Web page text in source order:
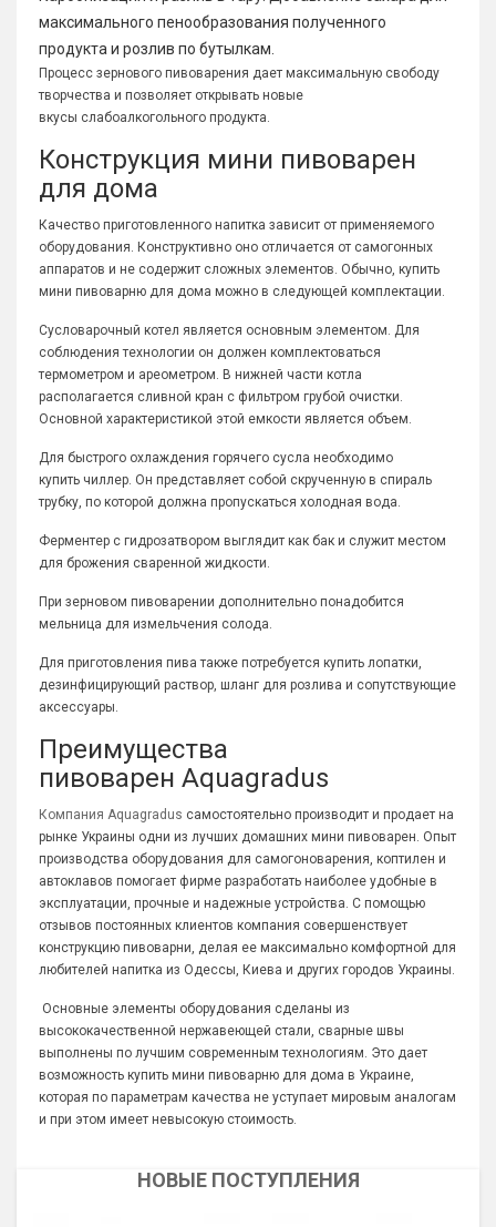
максимального пенообразования полученного
продукта и розлив по бутылкам.
Процесс зернового пивоварения дает максимальную свободу
творчества и позволяет открывать новые
вкусы слабоалкогольного продукта.
Конструкция мини пивоварен
для дома
Качество приготовленного напитка зависит от применяемого
оборудования. Конструктивно оно отличается от самогонных
аппаратов и не содержит сложных элементов. Обычно, купить
мини пивоварню для дома можно в следующей комплектации.
Сусловарочный котел является основным элементом. Для
соблюдения технологии он должен комплектоваться
термометром и ареометром. В нижней части котла
располагается сливной кран с фильтром грубой очистки.
Основной характеристикой этой емкости является объем.
Для быстрого охлаждения горячего сусла необходимо
купить чиллер. Он представляет собой скрученную в спираль
трубку, по которой должна пропускаться холодная вода.
Ферментер с гидрозатвором выглядит как бак и служит местом
для брожения сваренной жидкости.
При зерновом пивоварении дополнительно понадобится
мельница для измельчения солода.
Для приготовления пива также потребуется купить лопатки,
дезинфицирующий раствор, шланг для розлива и сопутствующие
аксессуары.
Преимущества
пивоварен Aquagradus
Компания Aquagradus самостоятельно производит и продает на
рынке Украины одни из лучших домашних мини пивоварен. Опыт
производства оборудования для самогоноварения, коптилен и
автоклавов помогает фирме разработать наиболее удобные в
эксплуатации, прочные и надежные устройства. С помощью
отзывов постоянных клиентов компания совершенствует
конструкцию пивоварни, делая ее максимально комфортной для
любителей напитка из Одессы, Киева и других городов Украины.
Основные элементы оборудования сделаны из
высококачественной нержавеющей стали, сварные швы
выполнены по лучшим современным технологиям. Это дает
возможность купить мини пивоварню для дома в Украине,
которая по параметрам качества не уступает мировым аналогам
и при этом имеет невысокую стоимость.
НОВЫЕ ПОСТУПЛЕНИЯ